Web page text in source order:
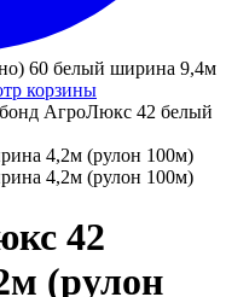
60 белый ширина 9,4м
корзины
АгроЛюкс 42 белый
42
(рулон